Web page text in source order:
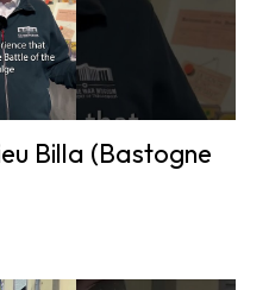
Billa (Bastogne